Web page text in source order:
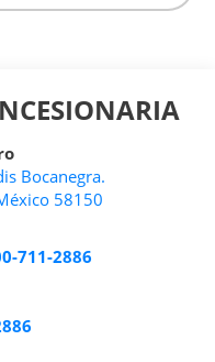
Bocanegra.
58150
711-2886